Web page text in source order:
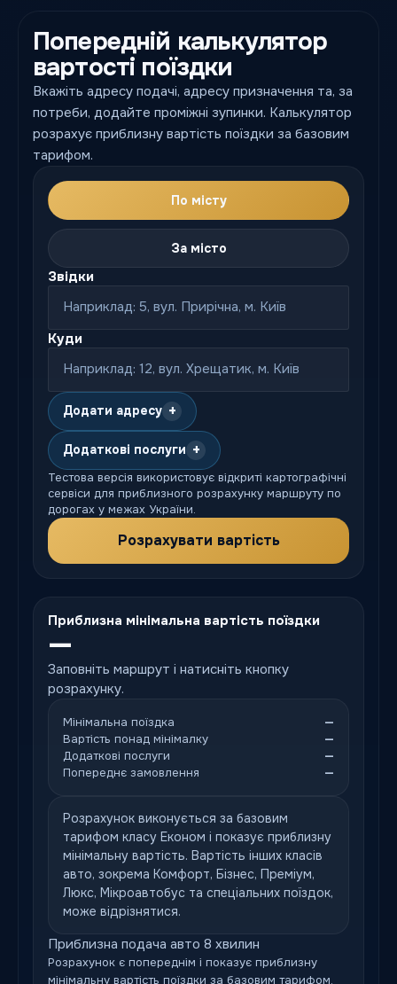
Попередній калькулятор
вартості поїздки
Вкажіть адресу подачі, адресу призначення та, за
потреби, додайте проміжні зупинки. Калькулятор
розрахує приблизну вартість поїздки за базовим
тарифом.
По місту
За місто
Звідки
Куди
Додати адресу +
Додаткові послуги +
Тестова версія використовує відкриті картографічні
сервіси для приблизного розрахунку маршруту по
дорогах у межах України.
Розрахувати вартість
Приблизна мінімальна вартість поїздки
—
Заповніть маршрут і натисніть кнопку
розрахунку.
Мінімальна поїздка
—
Вартість понад мінімалку
—
Додаткові послуги
—
Попереднє замовлення
—
Розрахунок виконується за базовим
тарифом класу Економ і показує приблизну
мінімальну вартість. Вартість інших класів
авто, зокрема Комфорт, Бізнес, Преміум,
Люкс, Мікроавтобус та спеціальних поїздок,
може відрізнятися.
Приблизна подача авто 8 хвилин
Розрахунок є попереднім і показує приблизну
мінімальну вартість поїздки за базовим тарифом.